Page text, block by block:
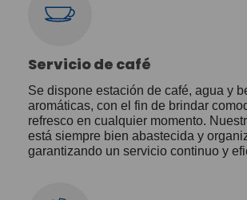
Servicio de café
Se dispone estación de café, agua y
aromáticas, con el fin de brindar
refresco en cualquier momento.
está siempre bien abastecida y
garantizando un servicio continuo y